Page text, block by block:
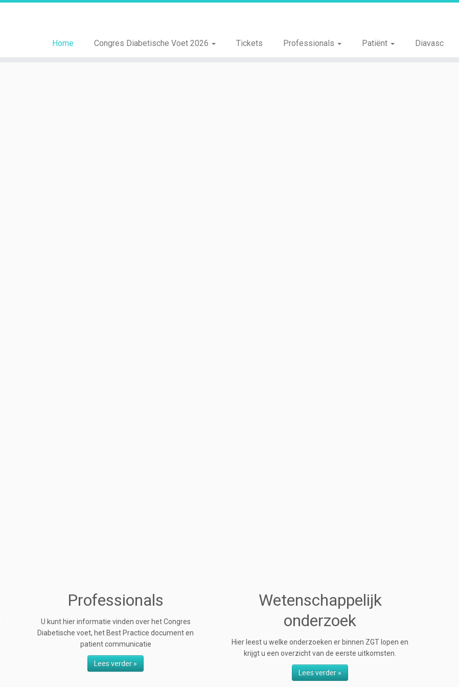
Home Congres Diabetische Voet 2026 Tickets Professionals Patiënt Diavasc
Professionals
U kunt hier informatie vinden over het Congres
Diabetische voet, het Best Practice document en
patient communicatie
Lees verder »
Wetenschappelijk
onderzoek
Hier leest u welke onderzoeken er binnen ZGT lopen en
krijgt u een overzicht van de eerste uitkomsten.
Lees verder »